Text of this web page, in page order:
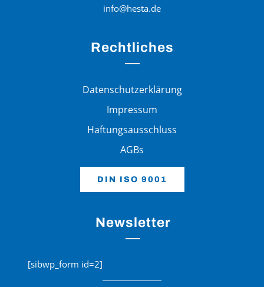
info@hesta.de
Rechtliches
Datenschutzerklärung
Impressum
Haftungsausschluss
AGBs
DIN ISO 9001
Newsletter
[sibwp_form id=2]